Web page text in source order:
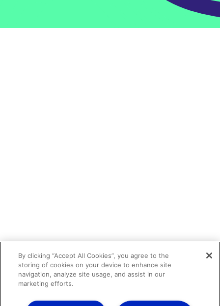
By clicking “Accept All Cookies”, you agree to the
storing of cookies on your device to enhance site
navigation, analyze site usage, and assist in our
marketing efforts.